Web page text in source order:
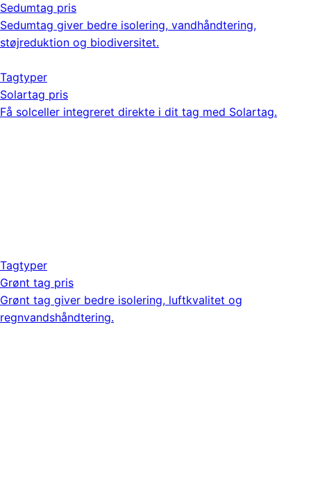
Sedumtag pris
Sedumtag giver bedre isolering, vandhåndtering,
støjreduktion og biodiversitet.
Tagtyper
Solartag pris
Få solceller integreret direkte i dit tag med Solartag.
Tagtyper
Grønt tag pris
Grønt tag giver bedre isolering, luftkvalitet og
regnvandshåndtering.